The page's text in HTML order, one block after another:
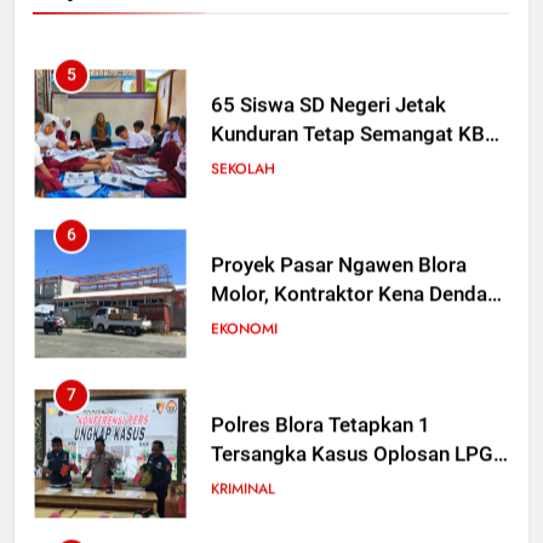
5
65 Siswa SD Negeri Jetak
Kunduran Tetap Semangat KBM
di Rumah Warga Saat Sekolah
Direvitalisasi
6
Proyek Pasar Ngawen Blora
Molor, Kontraktor Kena Denda
Rp 30 Juta per Hari
7
Polres Blora Tetapkan 1
Tersangka Kasus Oplosan LPG
Subsidi di Kunduran, 3 Buronan
Masih Diburu